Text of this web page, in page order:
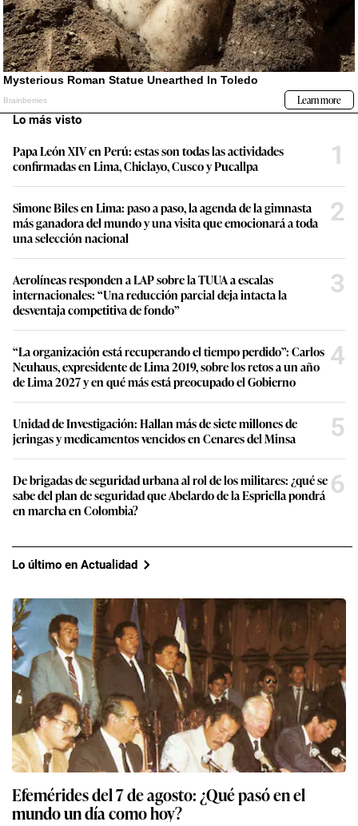
Lo más visto
Papa León XIV en Perú: estas son todas las actividades
confirmadas en Lima, Chiclayo, Cusco y Pucallpa
1
Simone Biles en Lima: paso a paso, la agenda de la gimnasta
más ganadora del mundo y una visita que emocionará a toda
una selección nacional
2
Aerolíneas responden a LAP sobre la TUUA a escalas
internacionales: “Una reducción parcial deja intacta la
desventaja competitiva de fondo”
3
“La organización está recuperando el tiempo perdido”: Carlos
Neuhaus, expresidente de Lima 2019, sobre los retos a un año
de Lima 2027 y en qué más está preocupado el Gobierno
4
Unidad de Investigación: Hallan más de siete millones de
jeringas y medicamentos vencidos en Cenares del Minsa
5
De brigadas de seguridad urbana al rol de los militares: ¿qué se
sabe del plan de seguridad que Abelardo de la Espriella pondrá
en marcha en Colombia?
6
Lo último en Actualidad
Efemérides del 7 de agosto: ¿Qué pasó en el
mundo un día como hoy?